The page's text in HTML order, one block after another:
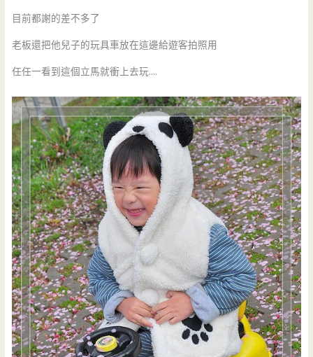
目前都謝的差不多了
老板還把他兒子的玩具車放在這邊給遊客拍照用
任任一看到這個立馬就衝上去玩….